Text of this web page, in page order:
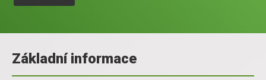
Základní informace